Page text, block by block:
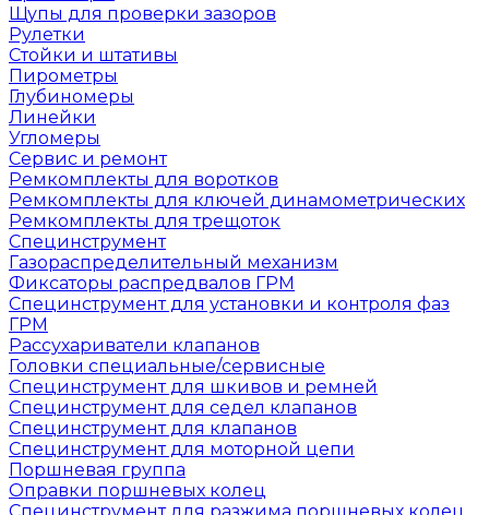
Щупы для проверки зазоров
Рулетки
Стойки и штативы
Пирометры
Глубиномеры
Линейки
Угломеры
Сервис и ремонт
Ремкомплекты для воротков
Ремкомплекты для ключей динамометрических
Ремкомплекты для трещоток
Специнструмент
Газораспределительный механизм
Фиксаторы распредвалов ГРМ
Специнструмент для установки и контроля фаз
ГРМ
Рассухариватели клапанов
Головки специальные/сервисные
Специнструмент для шкивов и ремней
Специнструмент для седел клапанов
Специнструмент для клапанов
Специнструмент для моторной цепи
Поршневая группа
Оправки поршневых колец